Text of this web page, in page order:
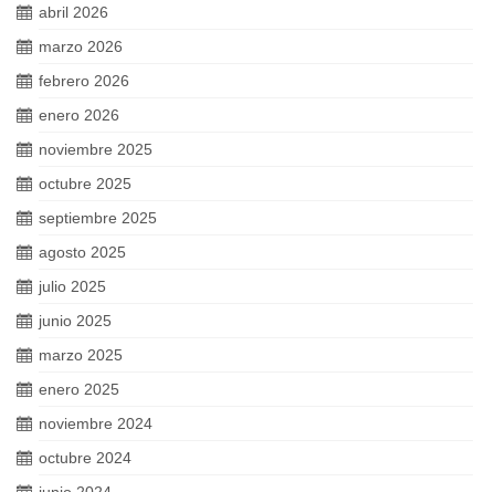
abril 2026
marzo 2026
febrero 2026
enero 2026
noviembre 2025
octubre 2025
septiembre 2025
agosto 2025
julio 2025
junio 2025
marzo 2025
enero 2025
noviembre 2024
octubre 2024